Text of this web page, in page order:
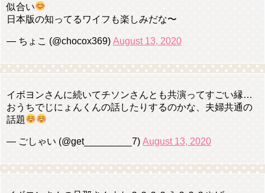
似合い
日本版の知ってるワイフも楽しみだな〜
— ちょこ (@chocox369) August 13, 2020
イボヨンさんに続いてチソンさんとも共演ってすごい縁…
おうちでじにょんくんの話したりするのかな、夫婦共通の
話題
— ごしゃい (@get_________7) August 13, 2020